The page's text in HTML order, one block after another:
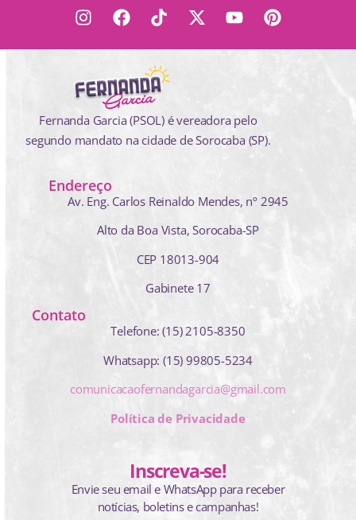
Fernanda Garcia (PSOL) é vereadora pelo
segundo mandato na cidade de Sorocaba (SP).
Endereço
Av. Eng. Carlos Reinaldo Mendes, nº 2945
Alto da Boa Vista, Sorocaba-SP
CEP 18013-904
Gabinete 17
Contato
Telefone: (15) 2105-8350
Whatsapp: (15) 99805-5234
comunicacaofernandagarcia@gmail.com
Política de Privacidade
Inscreva-se!
Envie seu email e WhatsApp para receber
notícias, boletins e campanhas!